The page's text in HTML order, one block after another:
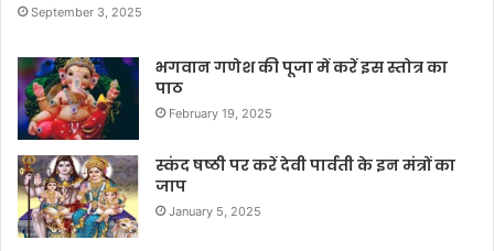
September 3, 2025
भगवान गणेश की पूजा में करें इस स्तोत्र का
पाठ
February 19, 2025
स्कंद षष्ठी पर करें देवी पार्वती के इन मंत्रों का
जाप
January 5, 2025